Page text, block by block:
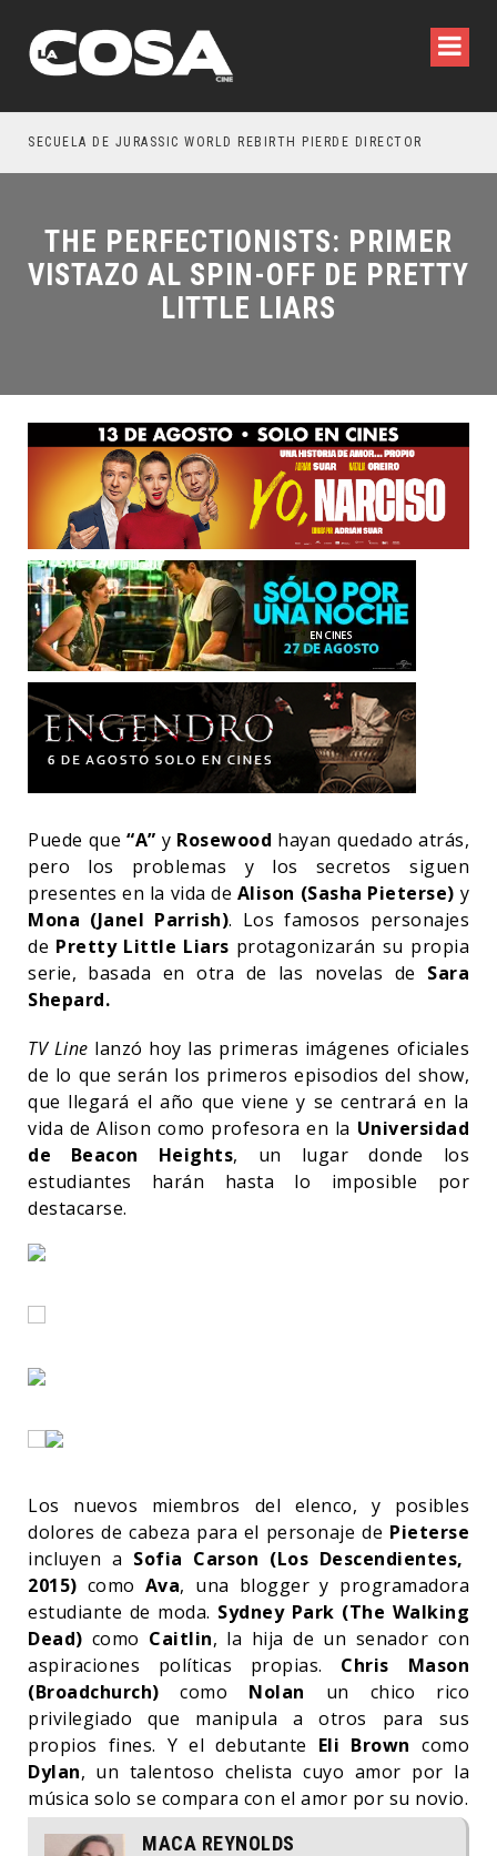
SECUELA DE JURASSIC WORLD REBIRTH PIERDE DIRECTOR
THE PERFECTIONISTS: PRIMER
VISTAZO AL SPIN-OFF DE PRETTY
LITTLE LIARS
Puede que “A” y Rosewood hayan quedado atrás,
pero los problemas y los secretos siguen
presentes en la vida de Alison (Sasha Pieterse) y
Mona (Janel Parrish). Los famosos personajes
de Pretty Little Liars protagonizarán su propia
serie, basada en otra de las novelas de Sara
Shepard.
TV Line lanzó hoy las primeras imágenes oficiales
de lo que serán los primeros episodios del show,
que llegará el año que viene y se centrará en la
vida de Alison como profesora en la Universidad
de
Beacon Heights, un lugar donde los
estudiantes harán hasta lo imposible por
destacarse.
Los nuevos miembros del elenco, y posibles
dolores de cabeza para el personaje de Pieterse
incluyen a Sofia Carson (Los Descendientes,
2015) como Ava, una blogger y programadora
estudiante de moda. Sydney Park (The Walking
Dead) como Caitlin, la hija de un senador con
aspiraciones políticas propias. Chris Mason
(Broadchurch)como Nolan un chico rico
privilegiado que manipula a otros para sus
propios fines. Y el debutante Eli Browncomo
Dylan, un talentoso chelista cuyo amor por la
música solo se compara con el amor por su novio.
MACA REYNOLDS